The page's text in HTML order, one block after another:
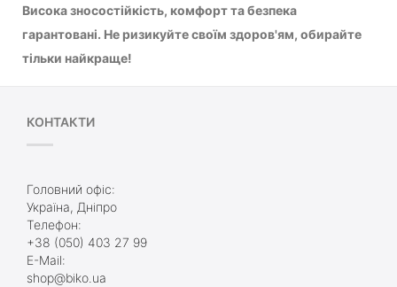
Висока зносостійкість, комфорт та безпека
гарантовані. Не ризикуйте своїм здоров'ям, обирайте
тільки найкраще!
КОНТАКТИ
Головний офіс:
Україна, Дніпро
Телефон:
+38 (050) 403 27 99
E-Mail:
shop@biko.ua